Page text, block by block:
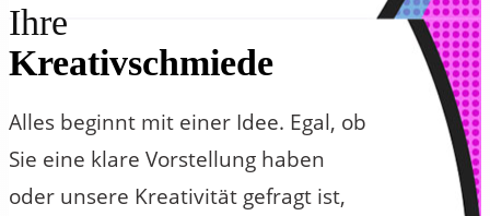
Ihre
Kreativschmiede
Alles beginnt mit einer Idee. Egal, ob
Sie eine klare Vorstellung haben
oder unsere Kreativität gefragt ist,